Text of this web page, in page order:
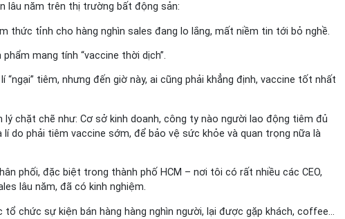
lâu năm trên thị trường bất động sản:
thức tỉnh cho hàng nghìn sales đang lo lắng, mất niềm tin tới bỏ nghề.
mang tính “vaccine thời dịch”.
tiêm, nhưng đến giờ này, ai cũng phải khẳng định, vaccine tốt nhất
chặt chẽ như: Cơ sở kinh doanh, công ty nào người lao động tiêm đủ
do phải tiêm vaccine sớm, để bảo vệ sức khỏe và quan trọng nữa là
phối, đặc biệt trong thành phố HCM – nơi tôi có rất nhiều các CEO,
lâu năm, đã có kinh nghiệm.
chức sự kiện bán hàng hàng nghìn người, lại được gặp khách, coffee…